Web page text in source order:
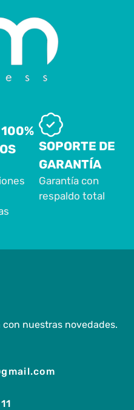
100%
SOPORTE DE
GARANTÍA
Garantía con
respaldo total
nuestras novedades.